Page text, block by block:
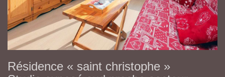
Résidence « saint christophe »